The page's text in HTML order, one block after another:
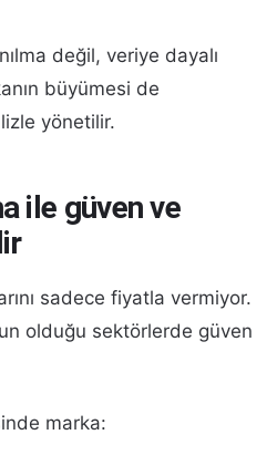
değil, veriye dayalı
büyümesi de
yönetilir.
ile güven ve
sadece fiyatla vermiyor.
olduğu sektörlerde güven
marka: